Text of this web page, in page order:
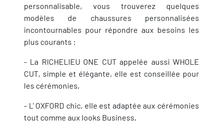
personnalisable, vous trouverez quelques
modèles de chaussures personnalisées
incontournables pour répondre aux besoins les
plus courants :
- La RICHELIEU ONE CUT appelée aussi WHOLE
CUT, simple et élégante, elle est conseillée pour
les cérémonies,
- L' OXFORD chic, elle est adaptée aux cérémonies
tout comme aux looks Business,